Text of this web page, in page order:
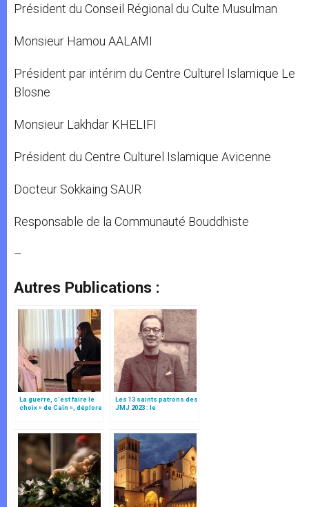
Président du Conseil Régional du Culte Musulman
Monsieur Hamou AALAMI
Président par intérim du Centre Culturel Islamique Le
Blosne
Monsieur Lakhdar KHELIFI
Président du Centre Culturel Islamique Avicenne
Docteur Sokkaing SAUR
Responsable de la Communauté Bouddhiste
–
Autres Publications :
La guerre, c’est faire le
choix « de Caïn », déplore
Les 13 saints patrons des
JMJ 2023 : le